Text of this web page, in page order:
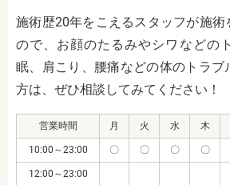
施術歴20年をこえるスタッフが施術
ので、お顔のたるみやシワなどの
眠、肩こり、腰痛などの体のトラブ
方は、ぜひ相談してみてください！
営業時間 月 火 水 木
10:00～23:00 〇 〇 〇 〇
12:00～23:00